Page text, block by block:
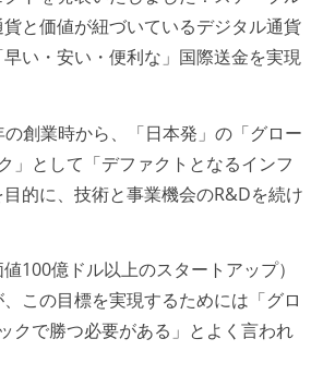
と価値が紐づいているデジタル通貨
い・安い・便利な」国際送金を実現
創業時から、「日本発」の「グロー
」として「デファクトとなるインフ
的に、技術と事業機会のR&Dを続け
100億ドル以上のスタートアップ）
この目標を実現するためには「グロ
クで勝つ必要がある」とよく言われ